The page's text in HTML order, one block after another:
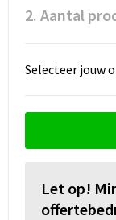
Veiligheid, Auto
Virtueel uitje
Werkkleding
2. Aantal
Selecteer jouw
Let op!